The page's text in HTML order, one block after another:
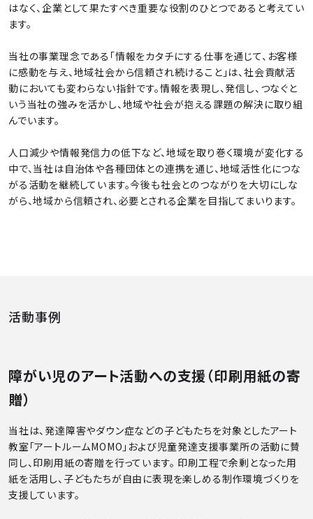
はなく、企業として果たすべき重要な役割のひとつであると考えてい
ます。
当社の事業理念である「情報をカタチにする仕事を通じて、お客様
に感動を与え、地域社会から信頼され続けること」は、社会貢献活
動においても変わらない指針です。情報を表現し、発信し、つなぐと
いう当社の強みを活かし、地域や社会が抱える課題の解決に取り組
んでいます。
人口減少や情報発信力の低下など、地域を取り巻く環境が変化する
中で、当社は自治体や各種団体との連携を通じ、地域活性化につな
がる活動を継続しています。今後も社会とのつながりを大切にしな
がら、地域から信頼され、必要とされる企業を目指してまいります。
活動事例
障がい児のアート活動への支援（印刷用紙の寄
贈）
当社は、発達障害やダウン症などの子どもたちを対象としたアート
教室「アートルームMOMO」および児童発達支援事業所の活動に賛
同し、印刷用紙の寄贈を行っています。 印刷工程で余剰となった用
紙を活用し、子どもたちが自由に表現を楽しめる制作環境づくりを
支援しています。